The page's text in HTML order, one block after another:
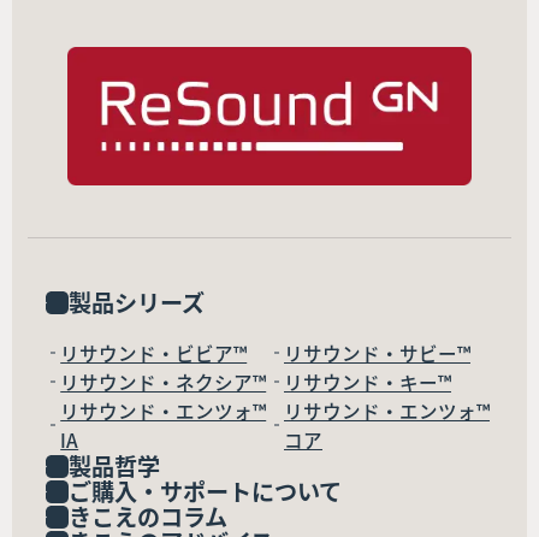
製品シリーズ
リサウンド・ビビア™
リサウンド・サビー™
リサウンド・ネクシア™
リサウンド・キー™
リサウンド・エンツォ™
IA
リサウンド・エンツォ™
コア
製品哲学
ご購入・サポートについて
きこえのコラム